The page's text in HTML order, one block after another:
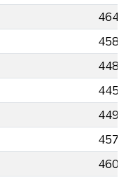
464
458
448
445
449
457
460